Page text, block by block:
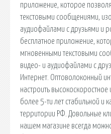
приложение, которое
текстовыми сообщениями,
аудиофайлами с друзьями и
бесплатное приложение,
мгновенными текстовыми
видео- и аудиофайлами с
Интернет. Оптоволоконный
настроить высокоскоростное
более 5-ти лет стабильной и
территории РФ. Довольные
нашем магазине всегда